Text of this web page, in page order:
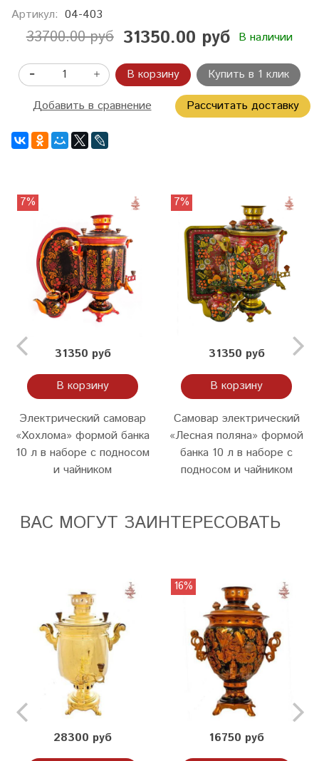
Артикул: 04-403
33700.00 руб 31350.00 руб В наличии
В корзину
Купить в 1 клик
Добавить в сравнение
Рассчитать доставку
7%
31350 руб
В корзину
Электрический самовар
«Хохлома» формой банка
10 л в наборе с подносом
и чайником
7%
31350 руб
В корзину
Самовар электрический
«Лесная поляна» формой
банка 10 л в наборе с
подносом и чайником
ВАС МОГУТ ЗАИНТЕРЕСОВАТЬ
28300 руб
16%
16750 руб